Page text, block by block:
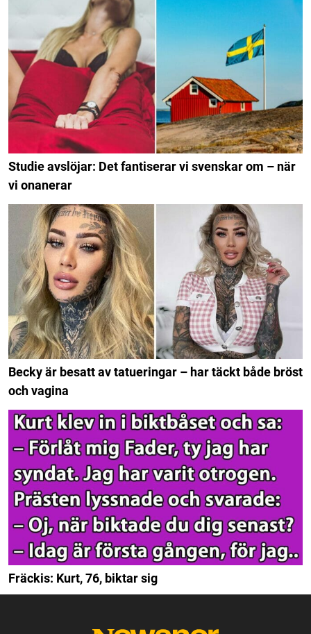
Studie avslöjar: Det fantiserar vi svenskar om – när
vi onanerar
Becky är besatt av tatueringar – har täckt både bröst
och vagina
Fräckis: Kurt, 76, biktar sig